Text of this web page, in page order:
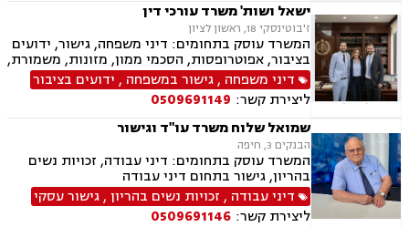
ישאל ושות' משרד עורכי דין
ז'בוטינסקי 18, ראשון לציון
המשרד עוסק בתחומים: דיני משפחה, גישור, ידועים
בציבור, אפוטרופסות, הסכמי ממון, מזונות, משמורת,
גירושין, טוען רבני, חלוקת רכוש, מעמד אישי, זמני
שהות, אומנה, ניכור הורי, מקרקעין ונדל"ן, ליקויי
בניה, עסקאות מכר דירה, דיני חברות, מסחרי אזרחי,
צווי מניעה, הוצאה לפועל ירושות וצוואות, גישור
עסקי, סכסוכי שכנים
דיני משפחה ,גישור במשפחה , ידועים בציבור
ליצירת קשר: 0509691149
שמואל שלוח משרד עו"ד וגישור
הבנקים 3, חיפה
המשרד עוסק בתחומים: דיני עבודה, זכויות נשים
בהריון, גישור בתחום דיני עבודה
דיני עבודה , זכויות נשים בהריון,גישור עסקי
ליצירת קשר: 0509691146